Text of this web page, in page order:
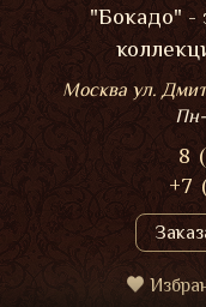
"Бокадо" -
Москва ул.
8
+7